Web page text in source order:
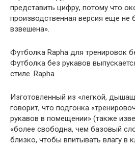
представить цифру, потому что
производственная версия еще не
взвешена».
Футболка Rapha для тренировок
Футболка без рукавов
стиле. Rapha
Изготовленный из «легкой,
говорит, что подгонка
рукавов в помещении» (также
«более свободна, чем базовый
близко, чтобы впитывать влагу в